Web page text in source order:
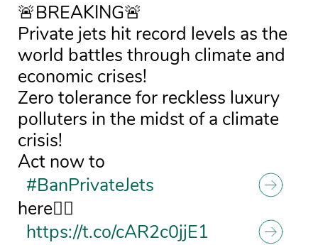
🚨BREAKING🚨
Private jets hit record levels as the
world battles through climate and
economic crises!
Zero tolerance for reckless luxury
polluters in the midst of a climate
crisis!
Act now to
#BanPrivateJets
here👉🏼
https://t.co/cAR2c0jjE1